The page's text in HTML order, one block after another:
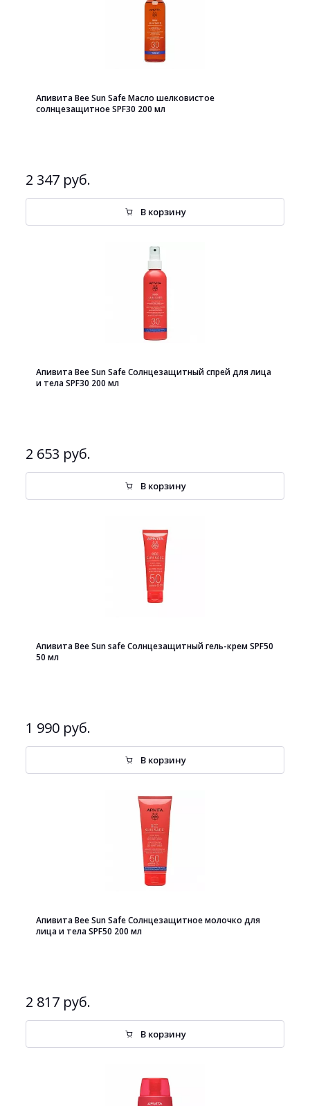
Апивита Bee Sun Safe Масло шелковистое
солнцезащитное SPF30 200 мл
2 347 руб.
В корзину
Апивита Bee Sun Safe Солнцезащитный спрей для лица
и тела SPF30 200 мл
2 653 руб.
В корзину
Апивита Bee Sun safe Солнцезащитный гель-крем SPF50
50 мл
1 990 руб.
В корзину
Апивита Bee Sun Safe Солнцезащитное молочко для
лица и тела SPF50 200 мл
2 817 руб.
В корзину